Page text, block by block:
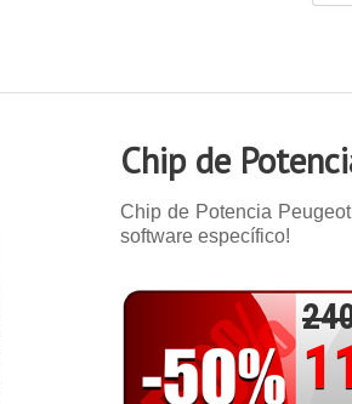
Chip de
Chip de Potencia
software específico!